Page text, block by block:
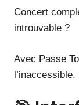
Concert
introuvable ?
Avec Passe